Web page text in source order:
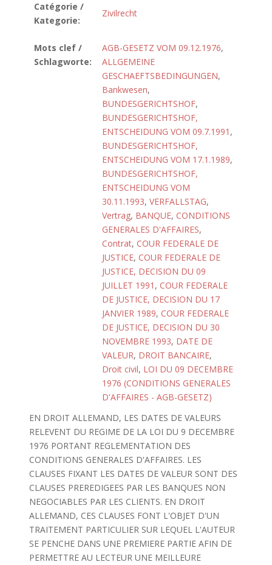
Catégorie /
Kategorie:
Zivilrecht
Mots clef /
Schlagworte:
AGB-GESETZ VOM 09.12.1976,
ALLGEMEINE
GESCHAEFTSBEDINGUNGEN,
Bankwesen,
BUNDESGERICHTSHOF,
BUNDESGERICHTSHOF,
ENTSCHEIDUNG VOM 09.7.1991 ,
BUNDESGERICHTSHOF,
ENTSCHEIDUNG VOM 17.1.1989,
BUNDESGERICHTSHOF,
ENTSCHEIDUNG VOM
30.11.1993, VERFALLSTAG,
Vertrag, BANQUE, CONDITIONS
GENERALES D'AFFAIRES,
Contrat, COUR FEDERALE DE
JUSTICE, COUR FEDERALE DE
JUSTICE, DECISION DU 09
JUILLET 1991 , COUR FEDERALE
DE JUSTICE, DECISION DU 17
JANVIER 1989, COUR FEDERALE
DE JUSTICE, DECISION DU 30
NOVEMBRE 1993, DATE DE
VALEUR, DROIT BANCAIRE,
Droit civil, LOI DU 09 DECEMBRE
1976 (CONDITIONS GENERALES
D'AFFAIRES - AGB-GESETZ)
EN DROIT ALLEMAND, LES DATES DE VALEURS
RELEVENT DU REGIME DE LA LOI DU 9 DECEMBRE
1976 PORTANT REGLEMENTATION DES
CONDITIONS GENERALES D'AFFAIRES. LES
CLAUSES FIXANT LES DATES DE VALEUR SONT DES
CLAUSES PREREDIGEES PAR LES BANQUES NON
NEGOCIABLES PAR LES CLIENTS. EN DROIT
ALLEMAND, CES CLAUSES FONT L'OBJET D'UN
TRAITEMENT PARTICULIER SUR LEQUEL L'AUTEUR
SE PENCHE DANS UNE PREMIERE PARTIE AFIN DE
PERMETTRE AU LECTEUR UNE MEILLEURE